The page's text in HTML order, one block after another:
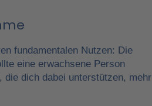
fundamentalen Nutzen: Die
eine erwachsene Person
die dich dabei unterstützen, mehr